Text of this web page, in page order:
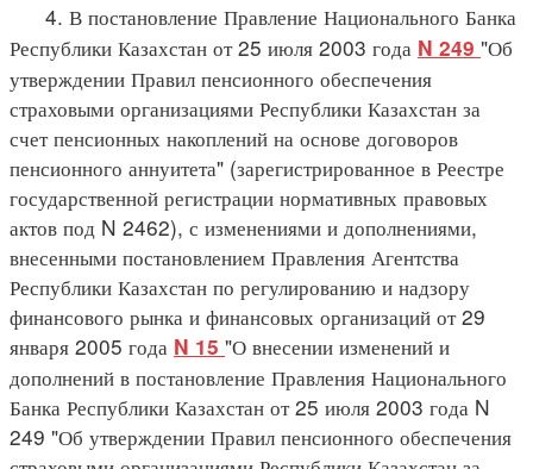
4. В постановление Правление Национального Банка
Республики Казахстан от 25 июля 2003 года N 249 "Об
утверждении Правил пенсионного обеспечения
страховыми организациями Республики Казахстан за
счет пенсионных накоплений на основе договоров
пенсионного аннуитета" (зарегистрированное в Реестре
государственной регистрации нормативных правовых
актов под N 2462), с изменениями и дополнениями,
внесенными постановлением Правления Агентства
Республики Казахстан по регулированию и надзору
финансового рынка и финансовых организаций от 29
января 2005 года N 15 "О внесении изменений и
дополнений в постановление Правления Национального
Банка Республики Казахстан от 25 июля 2003 года N
249 "Об утверждении Правил пенсионного обеспечения